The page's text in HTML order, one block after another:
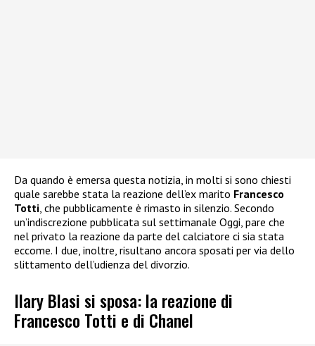
Da quando è emersa questa notizia, in molti si sono chiesti
quale sarebbe stata la reazione dell’ex marito Francesco
Totti, che pubblicamente è rimasto in silenzio. Secondo
un’indiscrezione pubblicata sul settimanale Oggi, pare che
nel privato la reazione da parte del calciatore ci sia stata
eccome. I due, inoltre, risultano ancora sposati per via dello
slittamento dell’udienza del divorzio.
Ilary Blasi si sposa: la reazione di
Francesco Totti e di Chanel